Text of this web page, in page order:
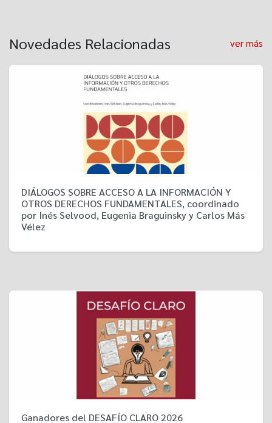
Novedades Relacionadas ver más
DIÁLOGOS SOBRE ACCESO A LA INFORMACIÓN Y
OTROS DERECHOS FUNDAMENTALES, coordinado
por Inés Selvood, Eugenia Braguinsky y Carlos Más
Vélez
Ganadores del DESAFÍO CLARO 2026